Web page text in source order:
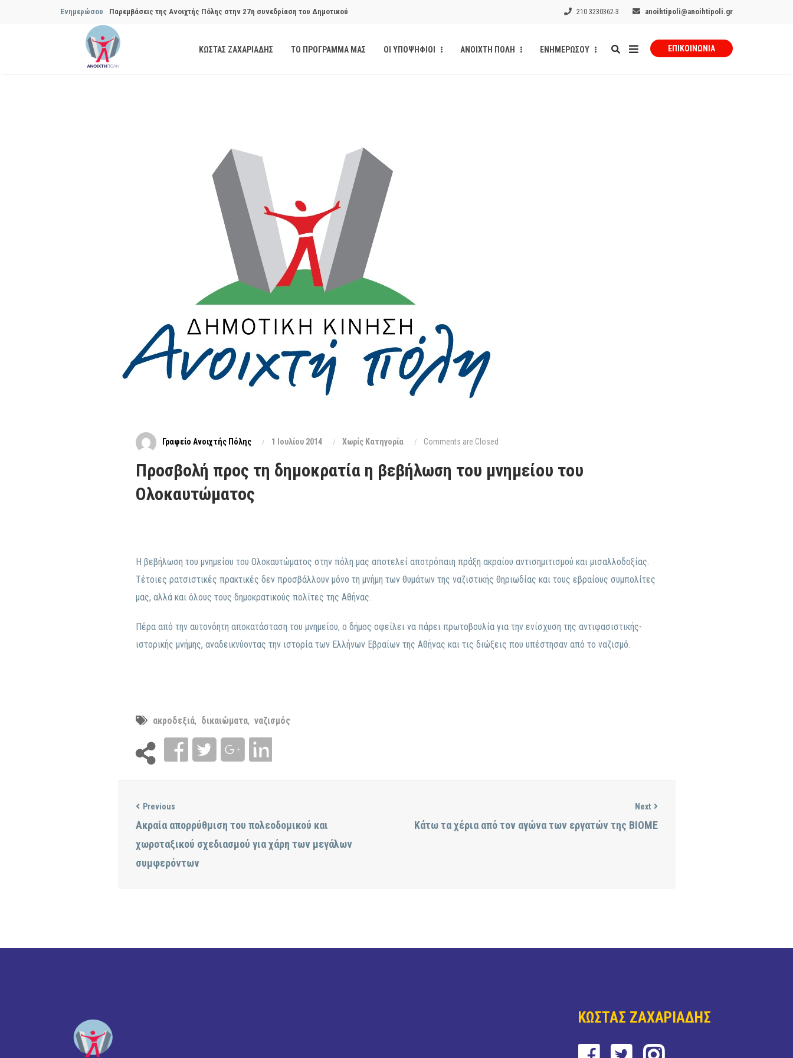
Ενημερώσου Παρεμβάσεις της Ανοιχτής Πόλης στην 27η συνεδρίαση του Δημοτικού
Συμβουλίου του Δήμου…
Παρεμβάσεις της Ανοιχτής Πόλης στην 29η συνεδρίαση του Δημοτικού
Θεσμική θωράκιση των εγκύων αιρετών μετά από την παρέμβαση της Ανοιχτής
Να αποκατασταθεί με εγγυήσεις, διαφάνεια και δημοσιότητα το αίσθημα
210 3230362-3 anoihtipoli@anoihtipoli.gr
ΚΩΣΤΑΣ ΖΑΧΑΡΙΑΔΗΣ ΤΟ ΠΡΟΓΡΑΜΜΑ ΜΑΣ ΟΙ ΥΠΟΨΗΦΙΟΙ ΑΝΟΙΧΤΗ ΠΟΛΗ ΕΝΗΜΕΡΩΣΟΥ ΕΠΙΚΟΙΝΩΝΊΑ
Γραφείο Ανοιχτής Πόλης 1 Ιουλίου 2014 Xωρίς Κατηγορία Comments are Closed
Προσβολή προς τη δημοκρατία η βεβήλωση του μνημείου του
Ολοκαυτώματος
Η βεβήλωση του μνημείου του Ολοκαυτώματος στην πόλη μας αποτελεί αποτρόπαιη πράξη ακραίου αντισημιτισμού και μισαλλοδοξίας.
Τέτοιες ρατσιστικές πρακτικές δεν προσβάλλουν μόνο τη μνήμη των θυμάτων της ναζιστικής θηριωδίας και τους εβραίους συμπολίτες
μας, αλλά και όλους τους δημοκρατικούς πολίτες της Αθήνας.
Πέρα από την αυτονόητη αποκατάσταση του μνημείου, ο δήμος οφείλει να πάρει πρωτοβουλία για την ενίσχυση της αντιφασιστικής-
ιστορικής μνήμης, αναδεικνύοντας την ιστορία των Ελλήνων Εβραίων της Αθήνας και τις διώξεις που υπέστησαν από το ναζισμό.
ακροδεξιά, δικαιώματα, ναζισμός
Previous
Ακραία απορρύθμιση του πολεοδομικού και
χωροταξικού σχεδιασμού για χάρη των μεγάλων
συμφερόντων
Next
Κάτω τα χέρια από τον αγώνα των εργατών της ΒΙΟΜΕ
ΚΩΣΤΑΣ ΖΑΧΑΡΙΑΔΗΣ